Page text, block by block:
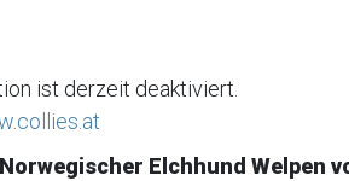
ist derzeit deaktiviert.
Norwegischer Elchhund Welpen